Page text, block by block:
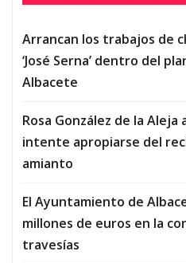
Arrancan los trabajos de
‘José Serna’ dentro del
Albacete
Rosa González de la Aleja
intente apropiarse del
amianto
El Ayuntamiento de
millones de euros en la
travesías